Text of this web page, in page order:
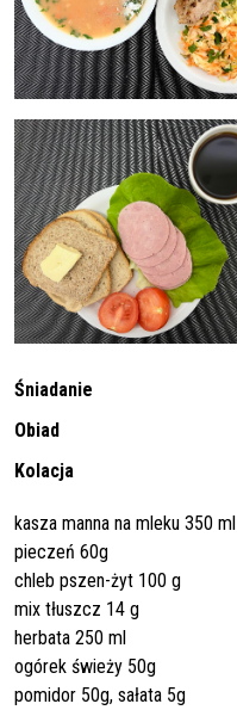
Śniadanie
Obiad
Kolacja
kasza manna na mleku 350 ml
pieczeń 60g
chleb pszen-żyt 100 g
mix tłuszcz 14 g
herbata 250 ml
ogórek świeży 50g
pomidor 50g, sałata 5g